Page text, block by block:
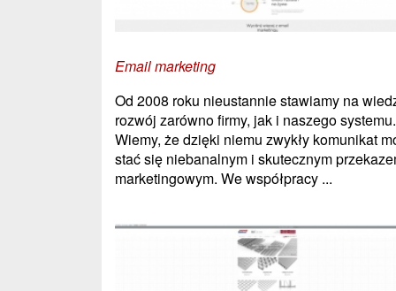
Email marketing
Od 2008 roku nieustannie stawiamy na
rozwój zarówno firmy, jak i naszego systemu.
Wiemy, że dzięki niemu zwykły komunikat
stać się niebanalnym i skutecznym
marketingowym. We współpracy ...